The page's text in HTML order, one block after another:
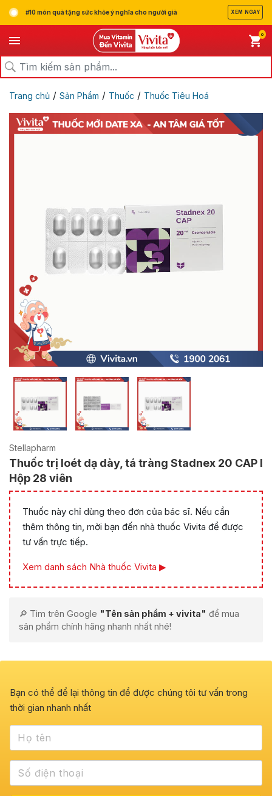
#10 món quà tặng sức khỏe ý nghĩa cho người già XEM NGAY
0
Trang chủ / Sản Phẩm / Thuốc / Thuốc Tiêu Hoá
Stellapharm
Thuốc trị loét dạ dày, tá tràng Stadnex 20 CAP l
Hộp 28 viên
Thuốc này chỉ dùng theo đơn của bác sĩ. Nếu cần
thêm thông tin, mời bạn đến nhà thuốc Vivita để được
tư vấn trực tiếp.
Xem danh sách Nhà thuốc Vivita ▶
🔎 Tìm trên Google "Tên sản phẩm + vivita" để mua
sản phẩm chính hãng nhanh nhất nhé!
Bạn có thể để lại thông tin để được chúng tôi tư vấn trong
thời gian nhanh nhất